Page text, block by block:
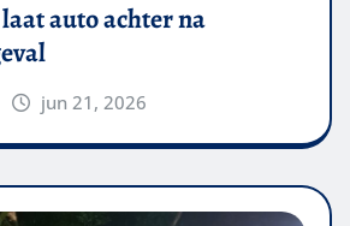
auto achter na
jun 21, 2026